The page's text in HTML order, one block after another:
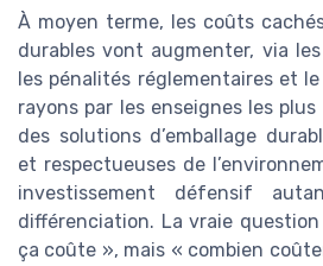
À moyen terme, les coûts
durables vont augmenter, via
les pénalités réglementaires et
rayons par les enseignes les
des solutions d’emballage
et respectueuses de
investissement défensif
différenciation. La vraie question
ça coûte », mais « combien